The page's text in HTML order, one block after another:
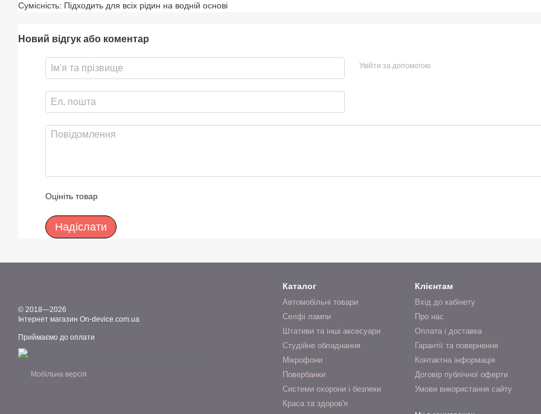
Сумісність: Підходить для всіх рідин на водній основі
Новий відгук або коментар
Увійти за допомогою
Оцініть товар
Надіслати
© 2018—2026
Інтернет магазин On-device.com.ua
Приймаємо до оплати
Мобільна версія
Каталог
Автомобільні товари
Селфі лампи
Штативи та інші аксесуари
Студійне обладнання
Мікрофони
Повербанки
Системи охорони і безпеки
Краса та здоров'я
Клієнтам
Вхід до кабінету
Про нас
Оплата і доставка
Гарантії та повернення
Контактна інформація
Договір публічної оферти
Умови використання сайту